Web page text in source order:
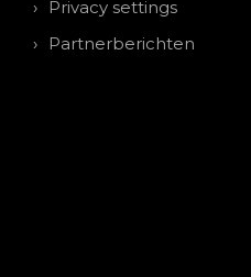
Privacy settings
Partnerberichten